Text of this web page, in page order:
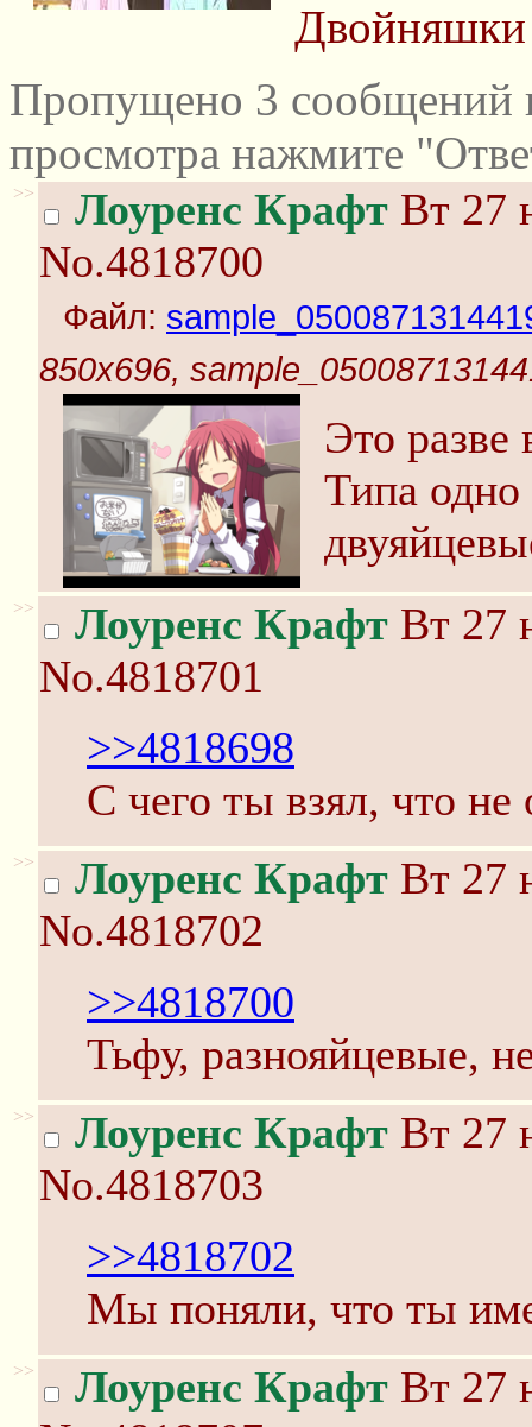
Двойняшки
Пропущено 3 сообщений
просмотра нажмите
>> Лоуренс Крафт Вт 27
No.4818700
Файл:
850x696,
Это
Типа одно
>> Лоуренс Крафт Вт 27
No.4818701
>>4818698
С чего ты взял, что не
>> Лоуренс Крафт Вт 27
No.4818702
>>4818700
Тьфу, разнояйцевые,
>> Лоуренс Крафт Вт 27
No.4818703
>>4818702
Мы поняли, что ты
>> Лоуренс Крафт Вт 27